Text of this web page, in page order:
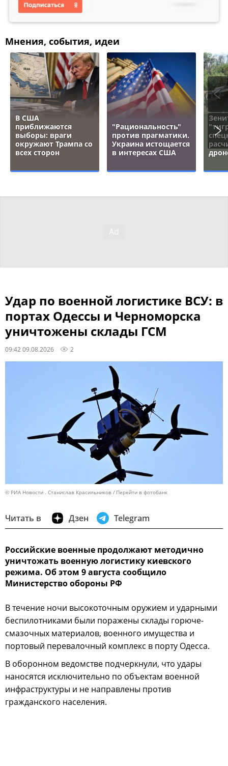
Мнения, события, идеи
В США
приближаются
выборы: враги
окружают Трампа со
всех сторон
"Рациональность"
против прагматики.
Украина истощается
в интересах США
Удар по военной логистике ВСУ: в
портах Одессы и Черноморска
уничтожены склады ГСМ
09:42 09.08.2026 2
© РИА Новости . Станислав Красильников Перейти в фотобанк
Читать в Дзен Telegram
Российские военные продолжают методично
уничтожать военную логистику киевского
режима. Об этом 9 августа сообщило
Министерство обороны РФ
В течение ночи высокоточным оружием и ударными
беспилотниками были поражены склады горюче-
смазочных материалов, военного имущества и
портовый перевалочный комплекс в порту Одесса.
В оборонном ведомстве подчеркнули, что удары
наносятся исключительно по объектам военной
инфраструктуры и не направлены против
гражданского населения.